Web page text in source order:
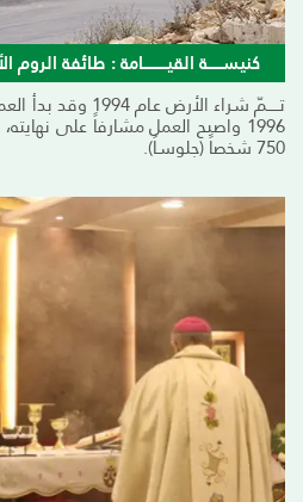
كنيســــــة القيــــــــــامة : طائفة
تـــــمّ شراء
1996 واصبح العمل مشارفاً على
750 شخصاً (جلوسـاً).